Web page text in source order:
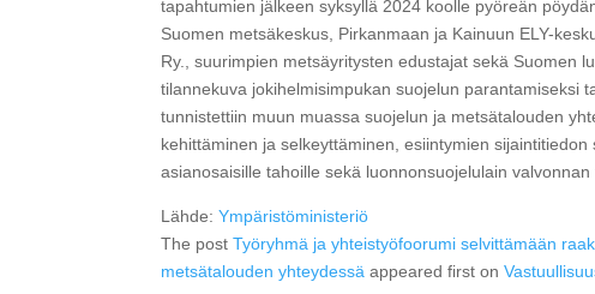
tapahtumien jälkeen syksyllä 2024 koolle pyöreän
Suomen metsäkeskus, Pirkanmaan ja Kainuun ELY-
Ry., suurimpien metsäyritysten edustajat sekä Suomen
tilannekuva jokihelmisimpukan suojelun parantamiseksi
tunnistettiin muun muassa suojelun ja metsätalouden
kehittäminen ja selkeyttäminen, esiintymien
asianosaisille tahoille sekä luonnonsuojelulain valvonnan
Lähde:Ympäristöministeriö
The postTyöryhmä ja yhteistyöfoorumi selvittämään
metsätalouden yhteydessä appeared first on